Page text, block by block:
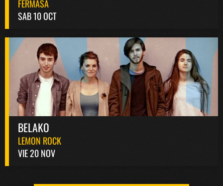
FERMASA
SAB 10 OCT
BELAKO
LEMON ROCK
VIE 20 NOV